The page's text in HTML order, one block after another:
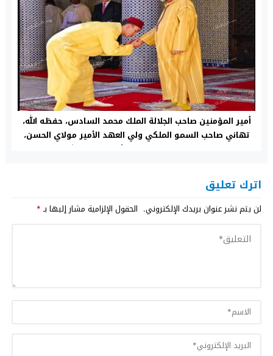
أمير المؤمنين صاحب الجلالة الملك محمد السادس، حفظه الله،
تهاني صاحب السمو الملكي ولي العهد الأمير مولاي الحسن،
وصاحب السمو الملكي الأمير مولاي رشيد
اترك تعليق
لن يتم نشر عنوان بريدك الإلكتروني. الحقول الإلزامية مشار إليها بـ*